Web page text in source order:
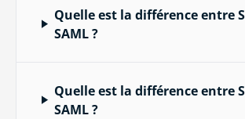
Quelle est la différence entre
SAML ?
Quelle est la différence entre
SAML ?